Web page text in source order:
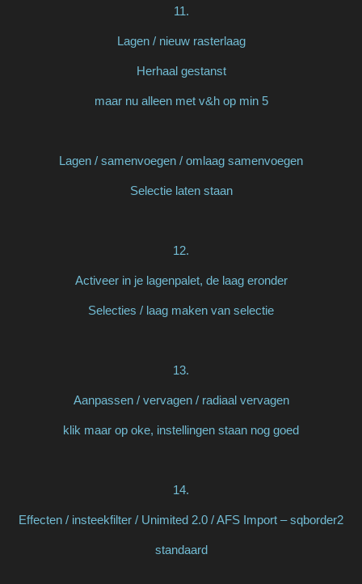
11.
Lagen / nieuw rasterlaag
Herhaal gestanst
maar nu alleen met v&h op min 5
Lagen / samenvoegen / omlaag samenvoegen
Selectie laten staan
12.
Activeer in je lagenpalet, de laag eronder
Selecties / laag maken van selectie
13.
Aanpassen / vervagen / radiaal vervagen
klik maar op oke, instellingen staan nog goed
14.
Effecten / insteekfilter / Unimited 2.0 / AFS Import – sqborder2
standaard